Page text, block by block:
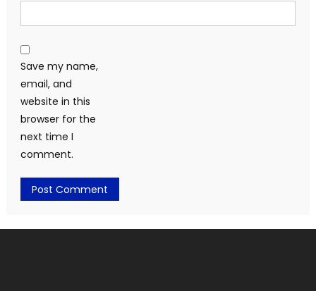
Save my name,
email, and
website in this
browser for the
next time I
comment.